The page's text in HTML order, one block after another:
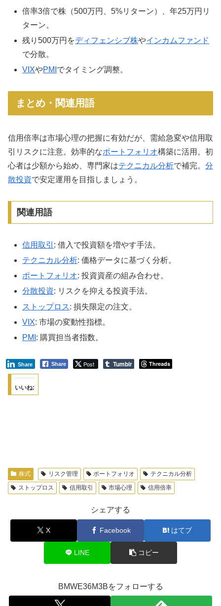
倍率3倍で株（500万円、5%リターン）、年25万円リ
ターン。
残り500万円をディフェンシブ株やインカムファンド
で分散。
VIXやPMI でタイミング調整。
まとめ・関連用語
信用倍率は市場心理の把握に有効だが、需給急変や信用取
引リスクに注意。効率的なポートフォリオ構築に活用。初
心者は少額から始め、専門家はテクニカル分析で補完。 分
散投資で安定運用を目指しましょう。
関連用語
信用取引 : 借入で投資額を増やす手法。
テクニカル分析: 価格データに基づく分析。
ポートフォリオ: 投資資産の組み合わせ。
分散投資: リスクを抑える投資手法。
ストップロス: 損失限定の注文。
VIX: 市場の変動性指標。
PMI : 購買担当者指数。
Share Post
Share Tumblr Threads
いいね:
株式 リスク管理 ポートフォリオ
テクニカル分析
ストップロス
信用取引 市場心理 信用倍率
シェアする
X Facebook はてブ
LINE コピー
BMWE36M3Bをフォローする